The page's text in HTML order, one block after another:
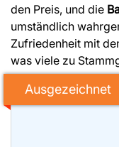
den Preis, und die
umständlich
Zufriedenheit mit
was viele zu
Ausgezeichnet